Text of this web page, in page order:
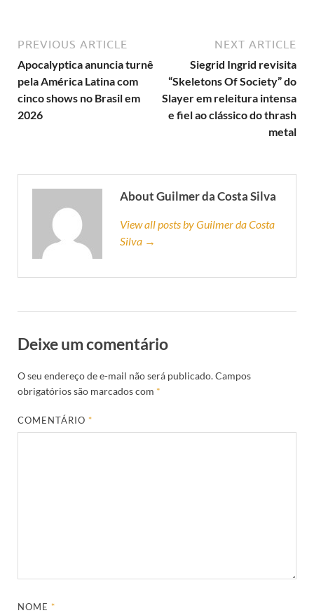
PREVIOUS ARTICLE
Apocalyptica anuncia turnê
pela América Latina com
cinco shows no Brasil em
2026
NEXT ARTICLE
Siegrid Ingrid revisita
“Skeletons Of Society” do
Slayer em releitura intensa
e fiel ao clássico do thrash
metal
About Guilmer da Costa Silva
View all posts by Guilmer da Costa
Silva →
Deixe um comentário
O seu endereço de e-mail não será publicado.Campos
obrigatórios são marcados com *
COMENTÁRIO*
NOME*